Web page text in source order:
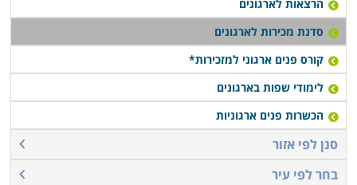
הרצאות לארגונים
סדנת מכירות לארגונים
קורס פנים ארגוני למזכירות*
לימודי שפות בארגונים
הכשרות פנים ארגוניות
סנן לפי אזור
בחר לפי עיר